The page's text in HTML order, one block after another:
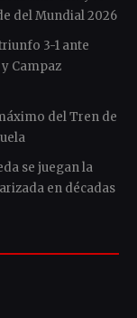
del Mundial 2026
3-1 ante
Campaz
del Tren de
se juegan la
en décadas